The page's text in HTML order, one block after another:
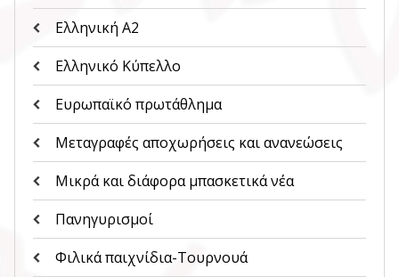
Ελληνική Α2
Ελληνικό Κύπελλο
Ευρωπαϊκό πρωτάθλημα
Μεταγραφές αποχωρήσεις και ανανεώσεις
Μικρά και διάφορα μπασκετικά νέα
Πανηγυρισμοί
Φιλικά παιχνίδια-Τουρνουά